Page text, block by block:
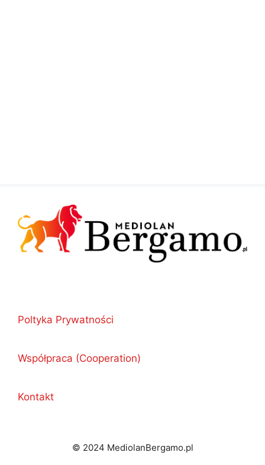
Poltyka Prywatności
Współpraca (Cooperation)
Kontakt
© 2024 MediolanBergamo.pl